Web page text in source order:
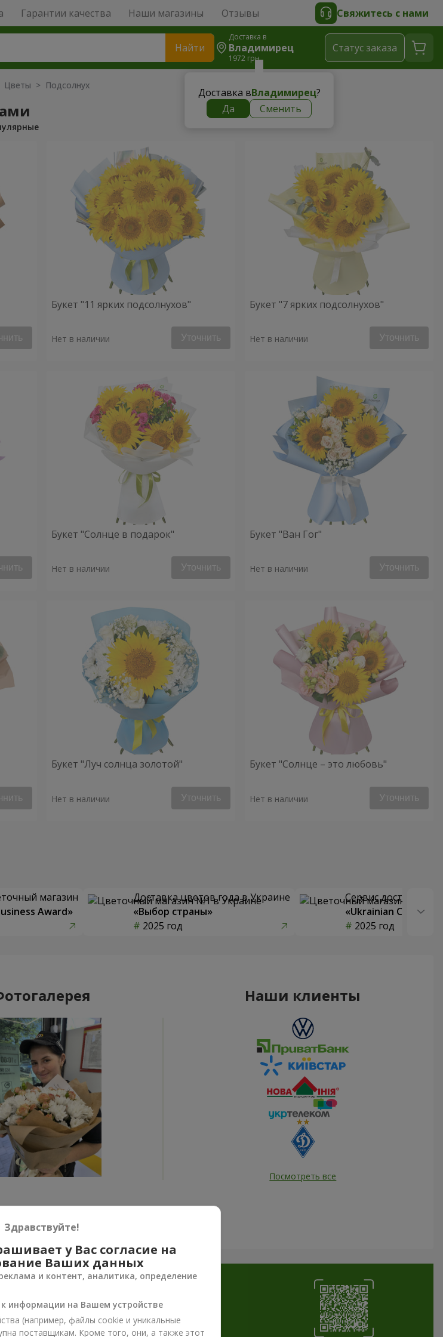
Гарантии качества Наши магазины Отзывы Свяжитесь с нами
Найти
Доставка в
Владимирец
1972 грн
Доставка вВладимирец?
Да
Сменить
Cтатус заказа
Цветы > Подсолнух
Букет "11 ярких подсолнухов"
Нет в наличии Уточнить
Букет "7 ярких подсолнухов"
Нет в наличии Уточнить
Букет "Солнце в подарок"
Нет в наличии Уточнить
Букет "Ван Гог"
Нет в наличии Уточнить
Букет "Луч солнца золотой"
Нет в наличии Уточнить
Букет "Солнце – это любовь"
Нет в наличии Уточнить
магазин
Award»
Доставка цветов года в Украине
«Выбор страны»
2025 год
Сервис доставки
«Ukrainian Choice»
2025 год
Все фото доставок
Заказать этот товар
Наши клиенты
Посмотреть все
Здравствуйте!
у Вас согласие на
Ваших данных
и контент, аналитика, определение
информации на Вашем устройстве
(например, файлы cookie и уникальные
поставщикам. Кроме того, они, а также этот